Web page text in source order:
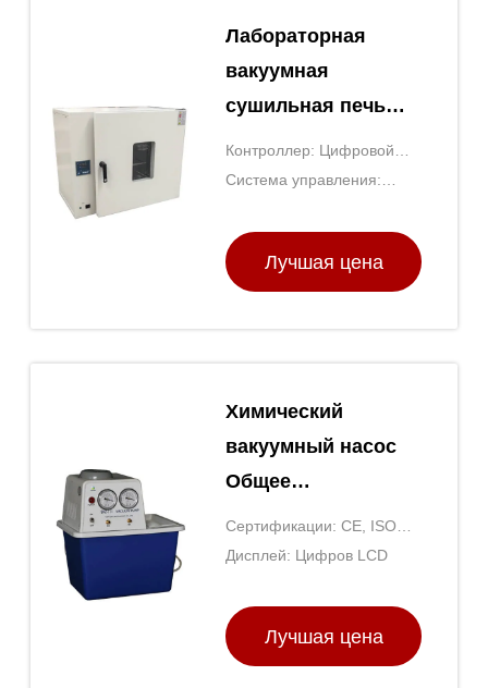
Лабораторная
вакуумная
сушильная печь
для биохимии и
фармацевтики
Контроллер: Цифровой
ПИД-регулятор
Система управления:
Лучшая цена
Химический
вакуумный насос
Общее
лабораторное
оборудование
насос
Сертификации: CE, ISO
9001
Дисплей: Цифров LCD
Лучшая цена